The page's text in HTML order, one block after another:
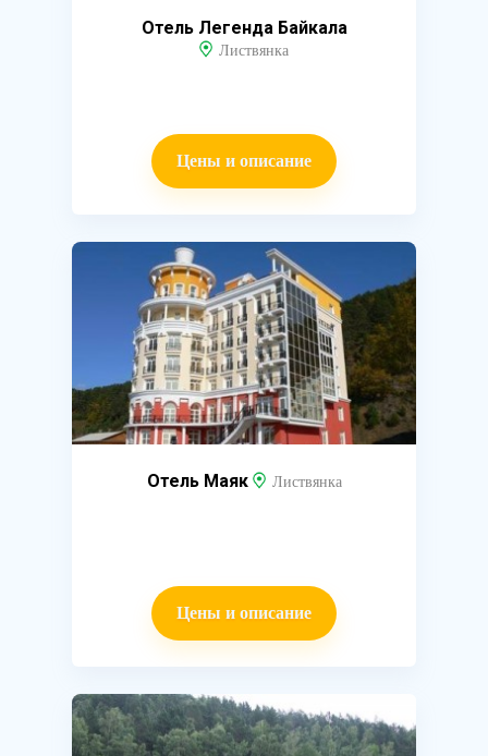
Отель Легенда Байкала
Листвянка
Цены и описание
Отель Маяк Листвянка
Цены и описание